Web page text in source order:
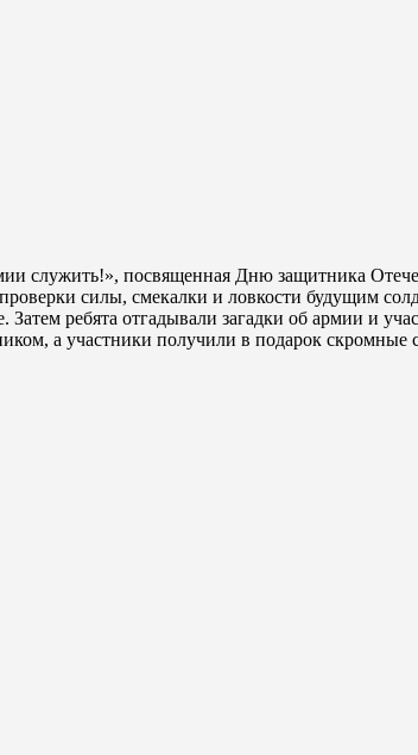
служить!», посвященная Дню защитника
силы, смекалки и ловкости будущим
ребята отгадывали загадки об армии и
а участники получили в подарок